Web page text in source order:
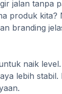
jalan tanpa
produk kita?
branding
naik
lebih stabil.